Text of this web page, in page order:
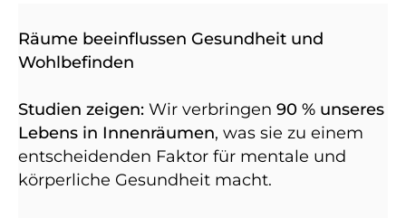
Räume beeinflussen Gesundheit und
Wohlbefinden
Studien zeigen: Wir verbringen 90 % unseres
Lebens in Innenräumen, was sie zu einem
entscheidenden Faktor für mentale und
körperliche Gesundheit macht.